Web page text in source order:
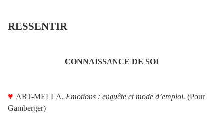
RESSENTIR
CONNAISSANCE DE SOI
♥ ART-MELLA. Emotions : enquête et mode d’emploi. (Pour
Gamberger)